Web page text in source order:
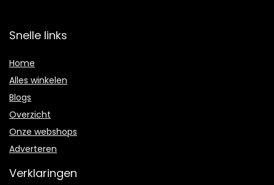
Snelle links
Home
Alles winkelen
Blogs
Overzicht
Onze webshops
Adverteren
Verklaringen